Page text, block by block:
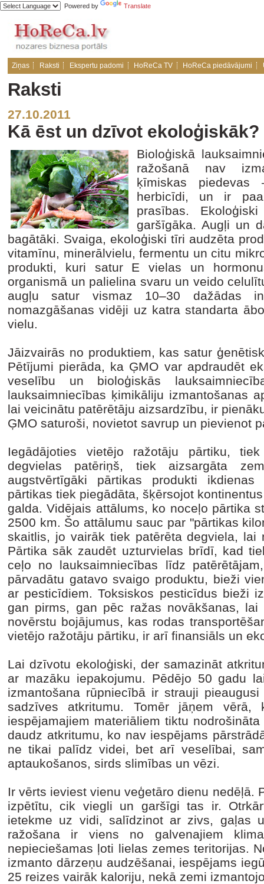
Powered by Translate
Ziņas Raksti Ekspertu padomi HoReCa TV HoReCa piedāvājumi
Raksti
27.10.2011
Kā ēst un dzīvot ekoloģiskāk?
Bioloģiskā
ražošanā nav
ķīmiskas piedevas
herbicīdi, un ir
prasības.
garšīgāka. Augļi un
bagātāki. Svaiga, ekoloģiski tīri audzēta
vitamīnu, minerālvielu, fermentu un citu
produkti, kuri satur E vielas un
organismā un palielina svaru un veido
augļu satur vismaz 10–30 dažādas
nomazgāšanas vidēji uz katra standarta
vielu.
Jāizvairās no produktiem, kas satur
Pētījumi pierāda, ka ĢMO var apdraudēt
veselību un bioloģiskās
lauksaimniecības ķimikāliju izmantošanas
lai veicinātu patērētāju aizsardzību, ir
ĢMO saturoši, novietot savrup un pievienot
Iegādājoties vietējo ražotāju pārtiku,
degvielas patēriņš, tiek aizsargāta
augstvērtīgāki pārtikas produkti
pārtikas tiek piegādāta, šķērsojot
galda. Vidējais attālums, ko noceļo pārtika
2500 km. Šo attālumu sauc par "pārtikas
skaitlis, jo vairāk tiek patērēta degviela, lai
Pārtika sāk zaudēt uzturvielas brīdī, kad
ceļo no lauksaimniecības līdz
pārvadātu gatavo svaigo produktu, bieži
ar pesticīdiem. Toksiskos pesticīdus bieži
gan pirms, gan pēc ražas novākšanas,
novērstu bojājumus, kas rodas
vietējo ražotāju pārtiku, ir arī finansiāls un
Lai dzīvotu ekoloģiski, der samazināt
ar mazāku iepakojumu. Pēdējo 50 gadu
izmantošana rūpniecībā ir strauji
sadzīves atkritumu. Tomēr jāņem
iespējamajiem materiāliem tiktu
daudz atkritumu, ko nav iespējams
ne tikai palīdz videi, bet arī veselībai,
aptaukošanos, sirds slimības un vēzi.
Ir vērts ieviest vienu veģetāro dienu nedēļā.
izpētītu, cik viegli un garšīgi tas ir.
ietekme uz vidi, salīdzinot ar zivs, gaļas
ražošana ir viens no galvenajiem
nepieciešamas ļoti lielas zemes teritorijas.
izmanto dārzeņu audzēšanai, iespējams
25 reizes vairāk kaloriju, nekā zemi